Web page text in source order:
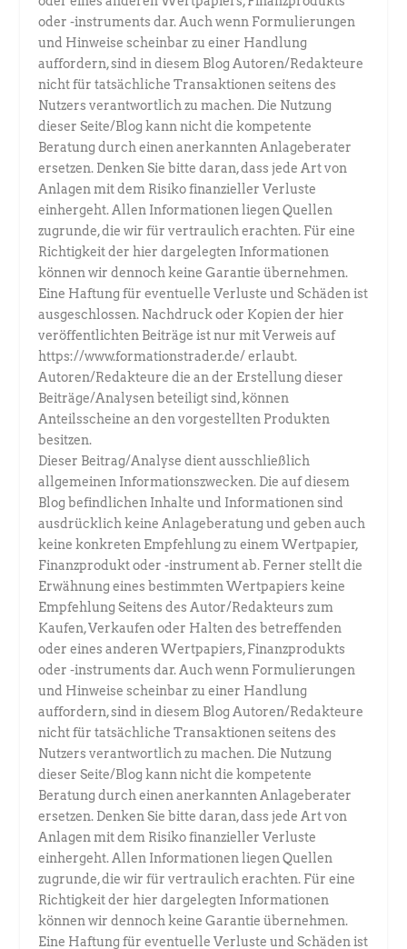
oder -instruments dar. Auch wenn Formulierungen
und Hinweise scheinbar zu einer Handlung
auffordern, sind in diesem Blog Autoren/Redakteure
nicht für tatsächliche Transaktionen seitens des
Nutzers verantwortlich zu machen. Die Nutzung
dieser Seite/Blog kann nicht die kompetente
Beratung durch einen anerkannten Anlageberater
ersetzen. Denken Sie bitte daran, dass jede Art von
Anlagen mit dem Risiko finanzieller Verluste
einhergeht. Allen Informationen liegen Quellen
zugrunde, die wir für vertraulich erachten. Für eine
Richtigkeit der hier dargelegten Informationen
können wir dennoch keine Garantie übernehmen.
Eine Haftung für eventuelle Verluste und Schäden ist
ausgeschlossen. Nachdruck oder Kopien der hier
veröffentlichten Beiträge ist nur mit Verweis auf
https://www.formationstrader.de/ erlaubt.
Autoren/Redakteure die an der Erstellung dieser
Beiträge/Analysen beteiligt sind, können
Anteilsscheine an den vorgestellten Produkten
besitzen.
Dieser Beitrag/Analyse dient ausschließlich
allgemeinen Informationszwecken. Die auf diesem
Blog befindlichen Inhalte und Informationen sind
ausdrücklich keine Anlageberatung und geben auch
keine konkreten Empfehlung zu einem Wertpapier,
Finanzprodukt oder -instrument ab. Ferner stellt die
Erwähnung eines bestimmten Wertpapiers keine
Empfehlung Seitens des Autor/Redakteurs zum
Kaufen, Verkaufen oder Halten des betreffenden
oder eines anderen Wertpapiers, Finanzprodukts
oder -instruments dar. Auch wenn Formulierungen
und Hinweise scheinbar zu einer Handlung
auffordern, sind in diesem Blog Autoren/Redakteure
nicht für tatsächliche Transaktionen seitens des
Nutzers verantwortlich zu machen. Die Nutzung
dieser Seite/Blog kann nicht die kompetente
Beratung durch einen anerkannten Anlageberater
ersetzen. Denken Sie bitte daran, dass jede Art von
Anlagen mit dem Risiko finanzieller Verluste
einhergeht. Allen Informationen liegen Quellen
zugrunde, die wir für vertraulich erachten. Für eine
Richtigkeit der hier dargelegten Informationen
können wir dennoch keine Garantie übernehmen.
Eine Haftung für eventuelle Verluste und Schäden ist